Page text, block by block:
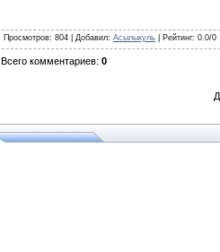
Просмотров: 804 | Добавил: Асылыкуль Рейтинг: 0.0/0
Всего комментариев: 0